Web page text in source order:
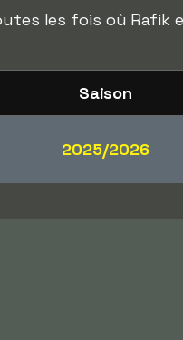
les fois où
Saison
2025/2026